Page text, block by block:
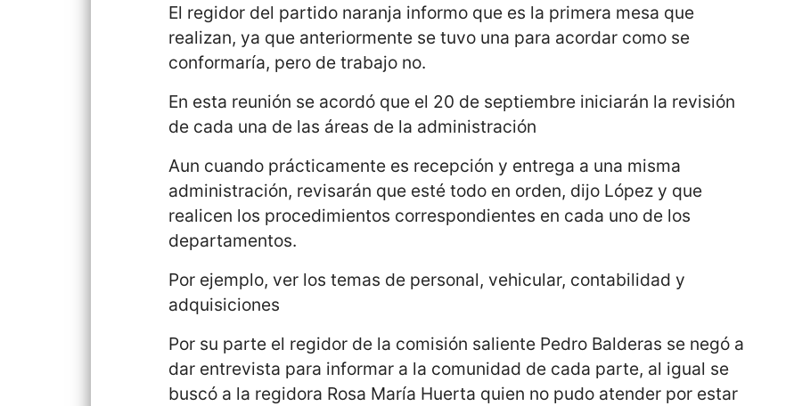
El regidor del partido naranja informo que es la primera mesa que
realizan, ya que anteriormente se tuvo una para acordar como se
conformaría, pero de trabajo no.
En esta reunión se acordó que el 20 de septiembre iniciarán la revisión
de cada una de las áreas de la administración
Aun cuando prácticamente es recepción y entrega a una misma
administración, revisarán que esté todo en orden, dijo López y que
realicen los procedimientos correspondientes en cada uno de los
departamentos.
Por ejemplo, ver los temas de personal, vehicular, contabilidad y
adquisiciones
Por su parte el regidor de la comisión saliente Pedro Balderas se negó a
dar entrevista para informar a la comunidad de cada parte, al igual se
buscó a la regidora Rosa María Huerta quien no pudo atender por estar